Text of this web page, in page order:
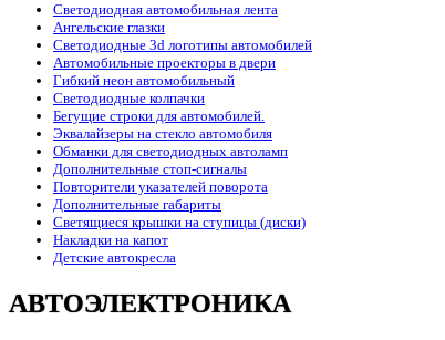
Светодиодная автомобильная лента
Ангельские глазки
Светодиодные 3d логотипы автомобилей
Автомобильные проекторы в двери
Гибкий неон автомобильный
Светодиодные колпачки
Бегущие строки для автомобилей.
Эквалайзеры на стекло автомобиля
Обманки для светодиодных автоламп
Дополнительные стоп-сигналы
Повторители указателей поворота
Дополнительные габариты
Светящиеся крышки на ступицы (диски)
Накладки на капот
Детские автокресла
АВТОЭЛЕКТРОНИКА